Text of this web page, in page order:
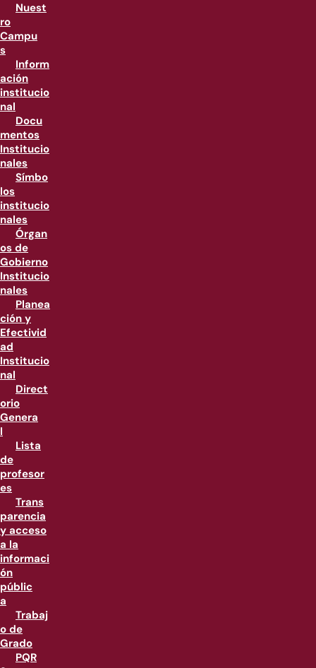
Nuest
ro
Campu
s
Inform
ación
institucio
nal
Docu
mentos
Institucio
nales
Símbo
los
institucio
nales
Órgan
os de
Gobierno
Institucio
nales
Planea
ción y
Efectivid
ad
Institucio
nal
Direct
orio
Genera
l
Lista
de
profesor
es
Trans
parencia
y acceso
a la
informaci
ón
públic
a
Trabaj
o de
Grado
PQR